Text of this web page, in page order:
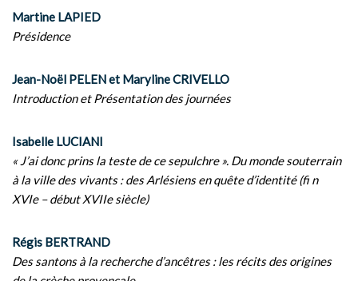
Martine LAPIED
Présidence
Jean-Noël PELEN et Maryline CRIVELLO
Introduction et Présentation des journées
Isabelle LUCIANI
« J’ai donc prins la teste de ce sepulchre ». Du monde souterrain
à la ville des vivants : des Arlésiens en quête d’identité (fi n
XVIe – début XVIIe siècle)
Régis BERTRAND
Des santons à la recherche d’ancêtres : les récits des origines